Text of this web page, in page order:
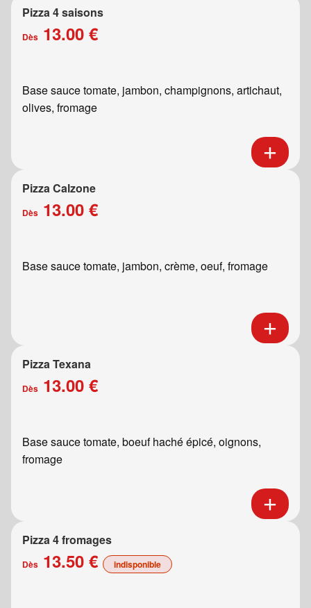
Pizza 4 saisons
Dès 13.00 €
Base sauce tomate, jambon, champignons, artichaut,
olives, fromage
Pizza Calzone
Dès 13.00 €
Base sauce tomate, jambon, crème, oeuf, fromage
Pizza Texana
Dès 13.00 €
Base sauce tomate, boeuf haché épicé, oignons,
fromage
Pizza 4 fromages
Dès 13.50 € indisponible